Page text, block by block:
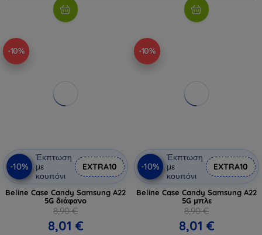
-10%
-10%
Έκπτωση
με
κουπόνι
EXTRA10
Beline Case Candy Samsung A22
5G διάφανο
8,90 €
8,01 €
-10%
-10%
Έκπτωση
με
κουπόνι
EXTRA10
Beline Case Candy Samsung A22
5G μπλε
8,90 €
8,01 €